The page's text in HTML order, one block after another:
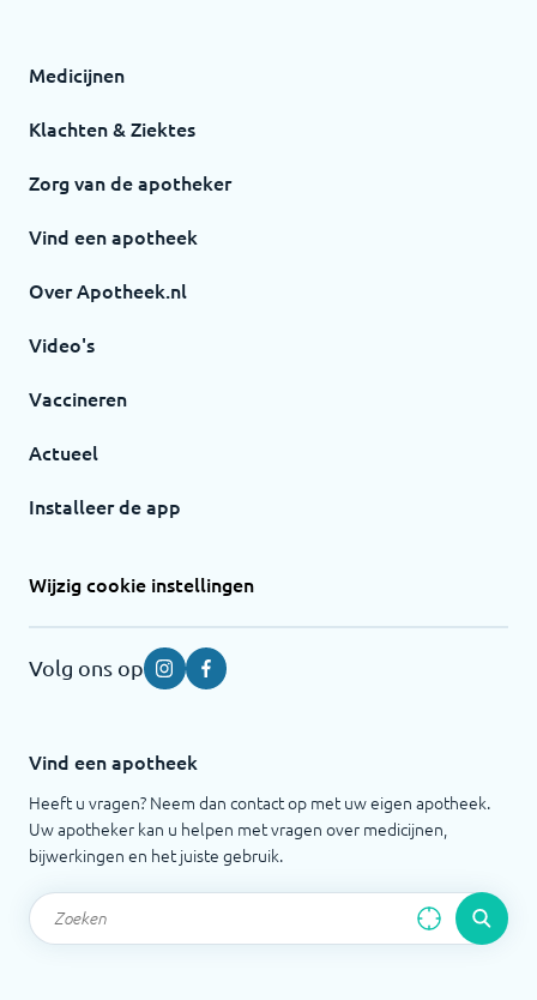
Medicijnen
Klachten & Ziektes
Zorg van de apotheker
Vind een apotheek
Over Apotheek.nl
Video's
Vaccineren
Actueel
Installeer de app
Wijzig cookie instellingen
Volg ons op InstagramFacebook
Vind een apotheek
Heeft u vragen? Neem dan contact op met uw eigen apotheek.
Uw apotheker kan u helpen met vragen over medicijnen,
bijwerkingen en het juiste gebruik.